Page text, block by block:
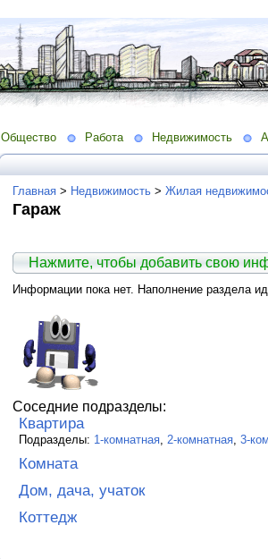
Общество Работа Недвижимость
Главная > Недвижимость > Жилая
Гараж
Нажмите, чтобы добавить свою
Информации пока нет. Наполнение раздела
Соседние подразделы:
Квартира
Подразделы: 1-комнатная 2-комнатная 3-
Комната
Дом, дача, учаток
Коттедж